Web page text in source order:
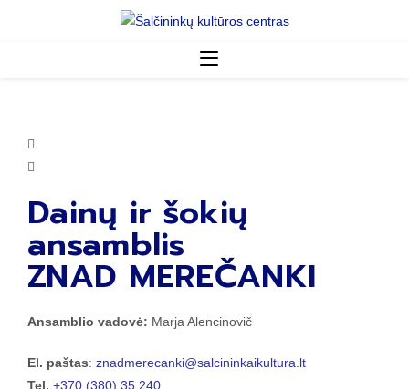
Dainų ir šokių
ansamblis
ZNAD MEREČANKI
Ansamblio vadovė: Marja Alencinovič
El. paštas: znadmerecanki@salcininkaikultura.lt
Tel. +370 (380) 35 240